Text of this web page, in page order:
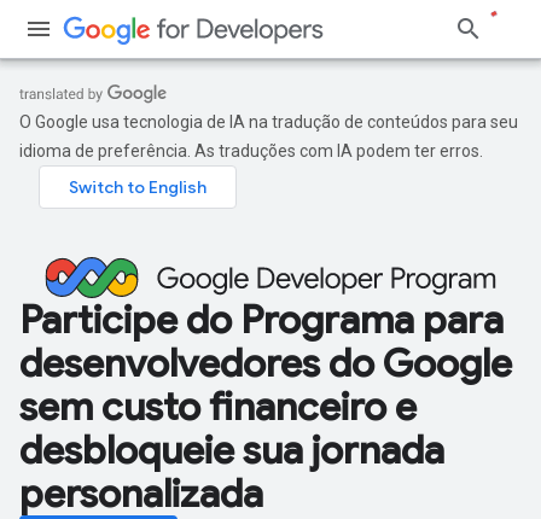
O Google usa tecnologia de IA na tradução de conteúdos para seu
idioma de preferência. As traduções com IA podem ter erros.
Participe do Programa para
desenvolvedores do Google
sem custo financeiro e
desbloqueie sua jornada
personalizada